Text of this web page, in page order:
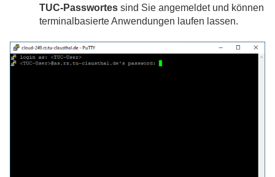
TUC-Passwortes sind Sie angemeldet und können
terminalbasierte Anwendungen laufen lassen.